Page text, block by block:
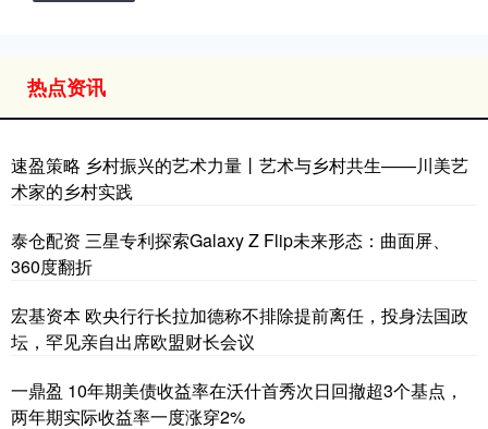
热点资讯
速盈策略 乡村振兴的艺术力量丨艺术与乡村共生——川美艺
术家的乡村实践
泰仓配资 三星专利探索Galaxy Z Flip未来形态：曲面屏、
360度翻折
宏基资本 欧央行行长拉加德称不排除提前离任，投身法国政
坛，罕见亲自出席欧盟财长会议
一鼎盈 10年期美债收益率在沃什首秀次日回撤超3个基点，
两年期实际收益率一度涨穿2%